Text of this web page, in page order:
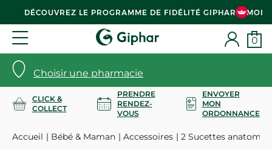
DÉCOUVREZ LE PROGRAMME DE FIDÉLITÉ GIPHAR & MOI
Choisir une pharmacie
0
CLICK &
COLLECT
PRENDRE
RENDEZ-
VOUS
ENVOYER
MON
ORDONNANCE
Accueil Bébé & Maman Accessoires 2 Sucettes